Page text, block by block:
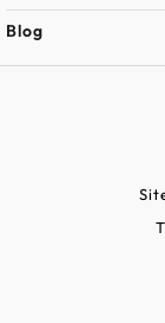
Blog